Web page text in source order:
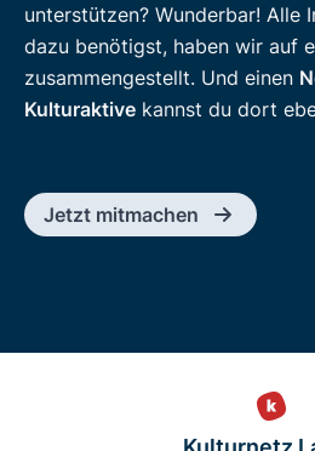
unterstützen? Wunderbar! Alle
dazu benötigst, haben wir auf
zusammengestellt. Und einen
Kulturaktive kannst du dort
Jetzt mitmachen